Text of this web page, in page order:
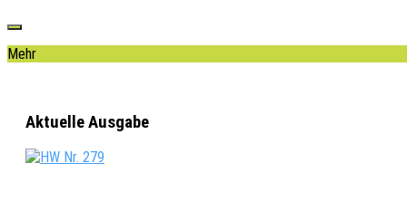
Mehr
Aktuelle Ausgabe